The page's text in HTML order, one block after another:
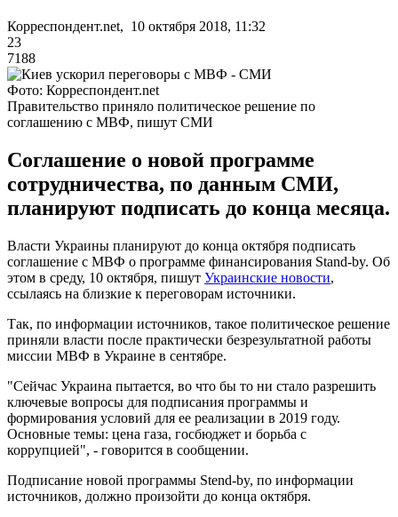
Корреспондент.net, 10 октября 2018, 11:32
23
7188
Фото: Корреспондент.net
Правительство приняло политическое решение по
соглашению с МВФ, пишут СМИ
Соглашение о новой программе
сотрудничества, по данным СМИ,
планируют подписать до конца месяца.
Власти Украины планируют до конца октября подписать
соглашение с МВФ о программе финансирования Stand-by. Об
этом в среду, 10 октября, пишут Украинские новости,
ссылаясь на близкие к переговорам источники.
Так, по информации источников, такое политическое решение
приняли власти после практически безрезультатной работы
миссии МВФ в Украине в сентябре.
"Сейчас Украина пытается, во что бы то ни стало разрешить
ключевые вопросы для подписания программы и
формирования условий для ее реализации в 2019 году.
Основные темы: цена газа, госбюджет и борьба с
коррупцией", - говорится в сообщении.
Подписание новой программы Stend-by, по информации
источников, должно произойти до конца октября.